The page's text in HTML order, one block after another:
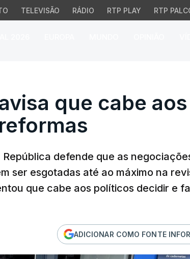
TELEVISÃO RÁDIO RTP PLAY RTP
que cabe aos
que cabe aos
defende que as
ser esgotadas até ao máximo na
que cabe aos políticos decidir e
ADICIONAR COMO FONTE